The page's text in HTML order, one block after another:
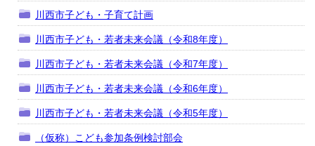
川西市子ども・子育て計画
川西市子ども・若者未来会議（令和8年度）
川西市子ども・若者未来会議（令和7年度）
川西市子ども・若者未来会議（令和6年度）
川西市子ども・若者未来会議（令和5年度）
（仮称）こども参加条例検討部会